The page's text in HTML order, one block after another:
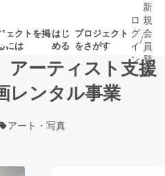
ェクトを掲
には
はじ
める
プロジェクト
をさがす
募集終了が近いプ
ロジェクト
ロ
グ
イ
ン
/
新
規
会
員
登
録
アーティスト支援
レンタル事業
アート・写真